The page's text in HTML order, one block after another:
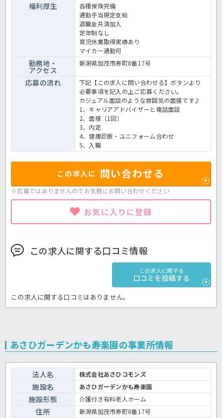
福利厚生
各種保険完備
通勤手当規定支給
退職金共済加入
定年制なし
育児休業取得実績あり
マイカー通勤可
勤務地・
アクセス
新潟県加茂市寿町8番17号
応募の流れ
下記【この求人に問い合わせる】ボタンより
必要事項を記入の上ご応募ください。
カジュアル面談のような雰囲気の面接です♪
1、キャリアアドバイザーと電話面談
2、面接（1回）
3、内定
4、健康診断・ユニフォーム合わせ
5、入職
この求人に 問い合わせる
※応募ではありませんのでお気軽にお問い合わせください
お気に入りに登録
この求人に関する口コミ情報
この求人に関する
口コミを投稿する
この求人に関する口コミはありません。
あさひガーデンかも寿楽園の事業所情報
法人名 株式会社あさひコモンズ
施設名 あさひガーデンかも寿楽園
施設形態 介護付き有料老人ホーム
住所 新潟県加茂市寿町8番17号